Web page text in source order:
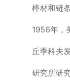
棒材和链
1956年，
丘季科夫
研究所研